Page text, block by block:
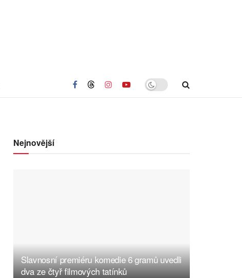
Nejnovější
Slavnosní premiéru komedie 6 gramů uvedli
dva ze čtyř filmových tatínků